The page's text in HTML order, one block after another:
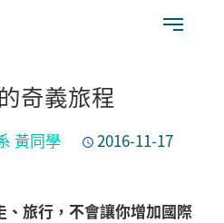
奇義旅程
黃同學 2016-11-17
旅行，不會讓你增加國際